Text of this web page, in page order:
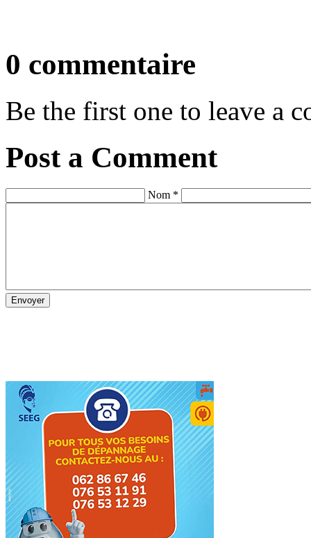
0 commentaire
Be the first one to leave a
Post a Comment
Nom *